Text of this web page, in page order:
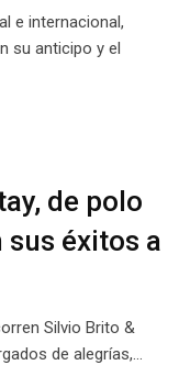
e internacional,
su anticipo y el
de polo
éxitos a
Silvio Brito &
de alegrías,…